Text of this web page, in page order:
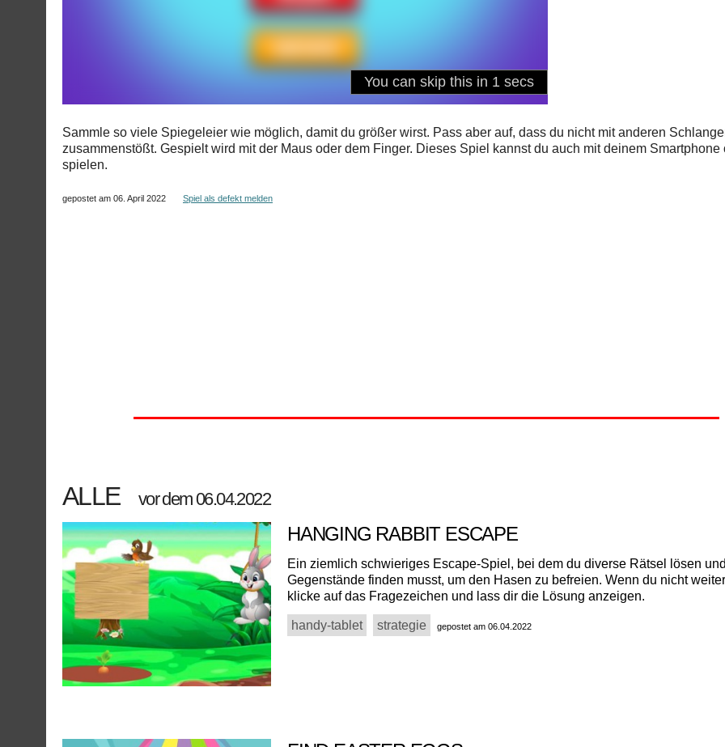
Sammle so viele Spiegeleier wie möglich, damit du größer wirst. Pass aber auf, dass du nicht mit anderen
zusammenstößt. Gespielt wird mit der Maus oder dem Finger. Dieses Spiel kannst du auch mit deinem Smartphone
spielen.
gepostet am 06. April 2022 Spiel als defekt melden
ALLE vor dem 06.04.2022
HANGING RABBIT ESCAPE
Ein ziemlich schwieriges Escape-Spiel, bei dem du diverse Rätsel lösen und
Gegenstände finden musst, um den Hasen zu befreien. Wenn du nicht
klicke auf das Fragezeichen und lass dir die Lösung anzeigen.
handy-tablet strategie gepostet am 06.04.2022